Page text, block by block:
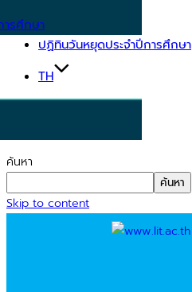
รศึกษา
ปฏิทินวันหยุดประจำปีการศึกษา
TH
ค้นหา
ค้นหา
Skip to content